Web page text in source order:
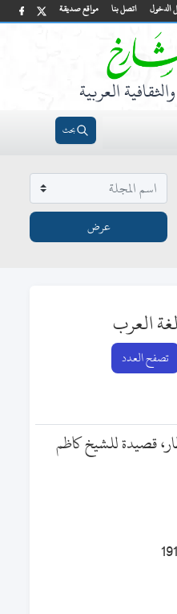
مواقع صديقة اتصل بنا الدخول
العربية
بحث
لغة العرب
تصفح العدد
قصيدة للشيخ كاظم